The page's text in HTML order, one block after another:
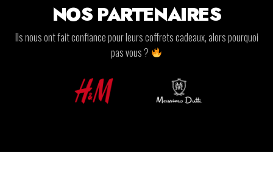
NOS PARTENAIRES
Ils nous ont fait confiance pour leurs coffrets cadeaux, alors pourquoi
pas vous ?